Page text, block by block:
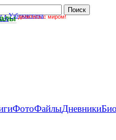
делитесь с миром!
Узбекистана
ФотоФайлыДневники